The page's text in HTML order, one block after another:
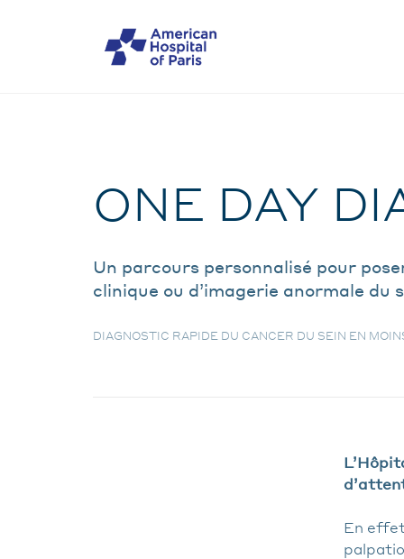
MENU
BREADCRUMB
ONE DAY
Un parcours personnalisé pour
clinique ou d’imagerie anormale du
DIAGNOSTIC RAPIDE DU CANCER DU SEIN EN
En